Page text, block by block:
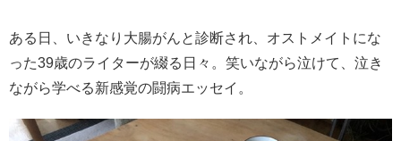
ある日、いきなり大腸がんと診断され、オストメイトにな
った39歳のライターが綴る日々。笑いながら泣けて、泣き
ながら学べる新感覚の闘病エッセイ。